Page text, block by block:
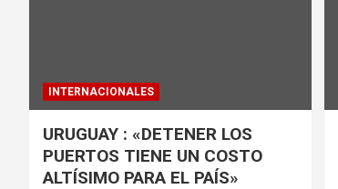
INTERNACIONALES
URUGUAY : «DETENER LOS
PUERTOS TIENE UN COSTO
ALTÍSIMO PARA EL PAÍS»